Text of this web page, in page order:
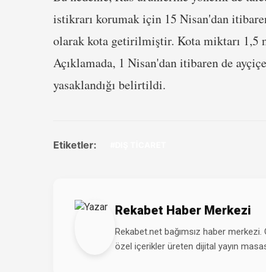
istikrarı korumak için 15 Nisan'dan
olarak kota getirilmiştir. Kota miktarı
Açıklamada, 1 Nisan'dan itibaren de
yasaklandığı belirtildi.
Etiketler:
Rekabet Haber Merkezi
Rekabet.net bağımsız haber merkezi.
özel içerikler üreten dijital yayın